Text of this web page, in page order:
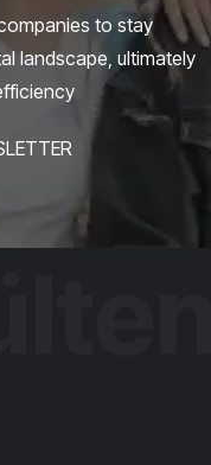
to stay
landscape, ultimately